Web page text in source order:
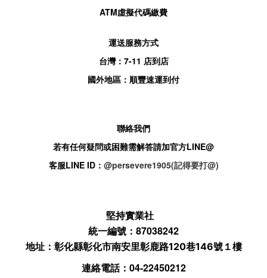
ATM虛擬代碼繳費
運送服務方式
台灣： 7-11 店到店
國外地區：順豐速運到付
聯絡我們
若有任何疑問或困難需解答請加官方LINE@
客服LINE ID： @persevere1905(記得要打@)
堅持實業社
統一編號：87038242
地址： 彰化縣彰化市南安里彰鹿路120巷146號１樓
連絡電話：04-22450212